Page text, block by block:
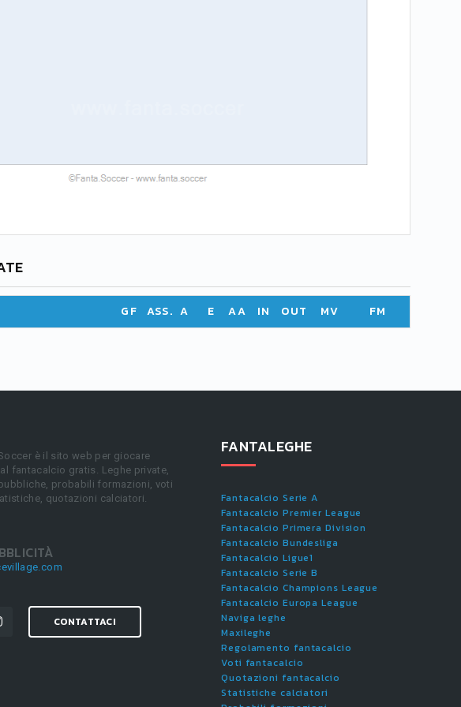
GF ASS. A E AA IN OUT MV FM
è il sito web per giocare
fantacalcio gratis. Leghe private,
probabili formazioni, voti
quotazioni calciatori.
CONTATTACI
FANTALEGHE
Fantacalcio Serie A
Fantacalcio Premier League
Fantacalcio Primera Division
Fantacalcio Bundesliga
Fantacalcio Ligue1
Fantacalcio Serie B
Fantacalcio Champions League
Fantacalcio Europa League
Naviga leghe
Maxileghe
Regolamento fantacalcio
Voti fantacalcio
Quotazioni fantacalcio
Statistiche calciatori